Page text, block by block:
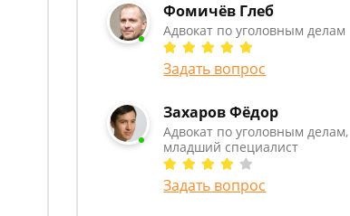
Фомичёв Глеб
Адвокат по уголовным делам
Задать вопрос
Захаров Фёдор
Адвокат по уголовным делам,
младший специалист
Задать вопрос